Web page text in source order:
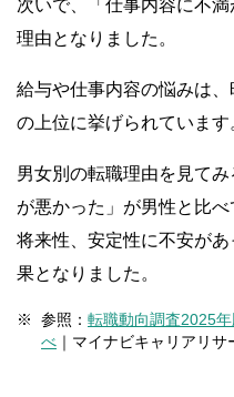
次いで、「仕事内容に不
理由となりました。
給与や仕事内容の悩みは
の上位に挙げられています
男女別の転職理由を見て
が悪かった」が男性と比
将来性、安定性に不安が
果となりました。
参照： 転職動向調査2025
べ ｜マイナビキャリアリサ